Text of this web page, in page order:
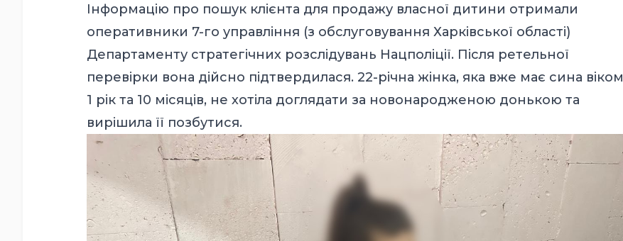
Інформацію про пошук клієнта для продажу власної дитини отримали
оперативники 7-го управління (з обслуговування Харківської області)
Департаменту стратегічних розслідувань Нацполіції. Після ретельної
перевірки вона дійсно підтвердилася. 22-річна жінка, яка вже має сина віком
1 рік та 10 місяців, не хотіла доглядати за новонародженою донькою та
вирішила її позбутися.